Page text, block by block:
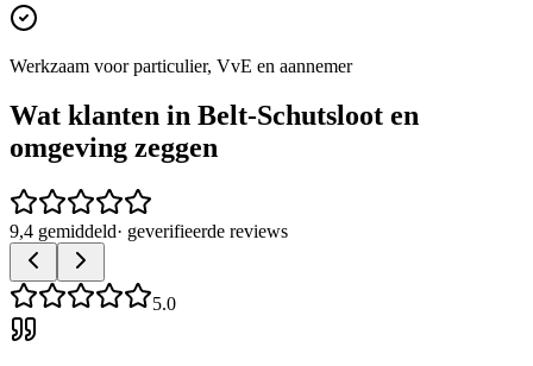
Werkzaam voor particulier, VvE en aannemer
Wat klanten in Belt-Schutsloot en
omgeving zeggen
9,4 gemiddeld· geverifieerde reviews
5.0